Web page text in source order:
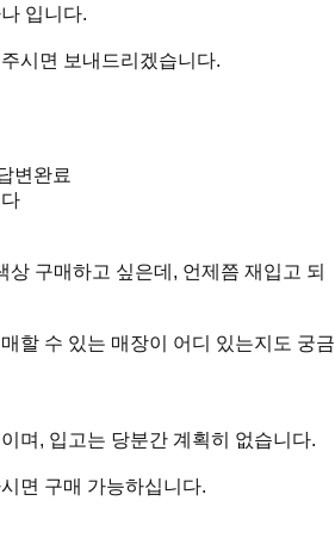
입니다.
시면 보내드리겠습니다.
변완료
상 구매하고 싶은데, 언제쯤 재입고 되
할 수 있는 매장이 어디 있는지도 궁금
며, 입고는 당분간 계획히 없습니다.
면 구매 가능하십니다.